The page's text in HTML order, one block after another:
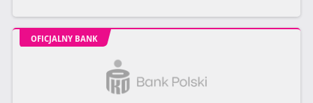
OFICJALNY BANK